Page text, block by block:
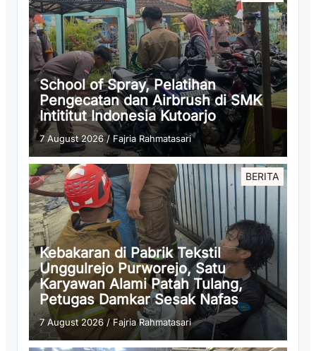
School of Spray, Pelatihan
Pengecatan dan Airbrush di SMK
Intititut Indonesia Kutoarjo
7 August 2026/ Fajria Rahmatasari
BERITA
Kebakaran di Pabrik Tekstil
Unggulrejo Purworejo, Satu
Karyawan Alami Patah Tulang,
Petugas Damkar Sesak Nafas
7 August 2026 /Fajria Rahmatasari